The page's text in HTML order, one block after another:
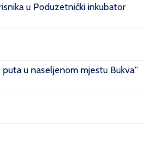
u Poduzetnički inkubator
u naseljenom mjestu Bukva''